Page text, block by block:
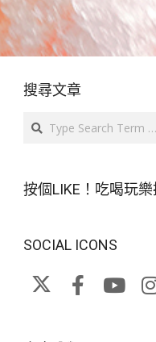
搜尋文章
Search
按個LIKE！吃喝玩
SOCIAL ICONS